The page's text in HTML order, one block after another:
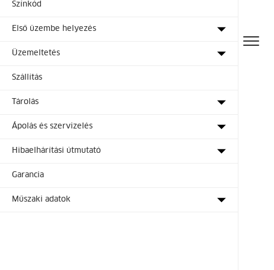
Színkód
Első üzembe helyezés
Üzemeltetés
Szállítás
Tárolás
Ápolás és szervizelés
Hibaelhárítási útmutató
Garancia
Műszaki adatok
Toggle